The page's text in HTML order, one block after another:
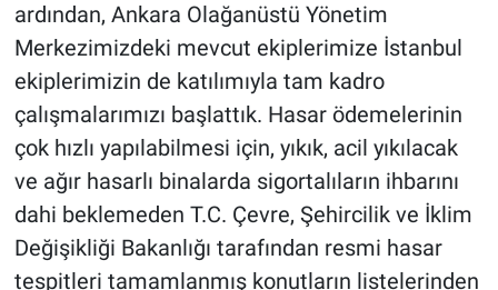
ardından, Ankara Olağanüstü Yönetim
Merkezimizdeki mevcut ekiplerimize İstanbul
ekiplerimizin de katılımıyla tam kadro
çalışmalarımızı başlattık. Hasar ödemelerinin
çok hızlı yapılabilmesi için, yıkık, acil yıkılacak
ve ağır hasarlı binalarda sigortalıların ihbarını
dahi beklemeden T.C. Çevre, Şehircilik ve İklim
Değişikliği Bakanlığı tarafından resmi hasar
tespitleri tamamlanmış konutların listelerinden